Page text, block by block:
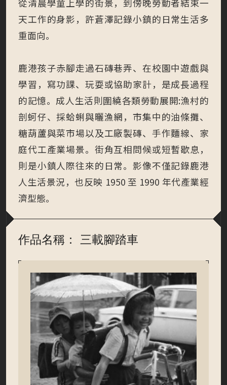
天工作的身影，許蒼澤記錄小鎮的日常生活多
重面向。
鹿港孩子赤腳走過石磚巷弄、在校園中遊戲與
學習，寫功課、玩耍或協助家計，是成長過程
的記憶。成人生活則圍繞各類勞動展開:漁村的
剖蚵仔、採蛤蜊與曬漁網，市集中的油條攤、
糖葫蘆與菜市場以及工廠製磚、手作麵線、家
庭代工產業場景。街角互相問候或短暫歇息，
則是小鎮人際往來的日常。影像不僅記錄鹿港
人生活景況，也反映 1950 至 1990 年代產業經
濟型態。
作品名稱： 三載腳踏車